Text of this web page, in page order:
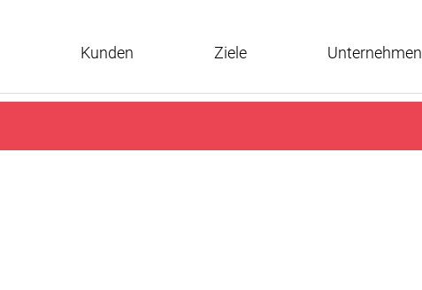
Kunden Ziele Unternehmen